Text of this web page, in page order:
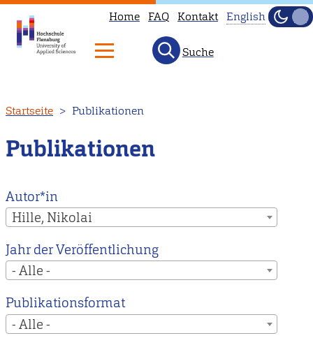
zum
Inhalt
Home FAQ Kontakt
to
our
main
instead.
English
Hell
Suche
Startseite Publikationen
Publikationen
Autor*in
Hille, Nikolai
Jahr der Veröffentlichung
- Alle -
Publikationsformat
- Alle -